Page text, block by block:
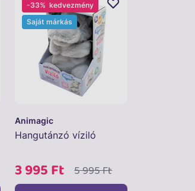
Animagic
Hangutánzó víziló
3 995 Ft 5 995 Ft
-33%kedvezmény
Saját márkás